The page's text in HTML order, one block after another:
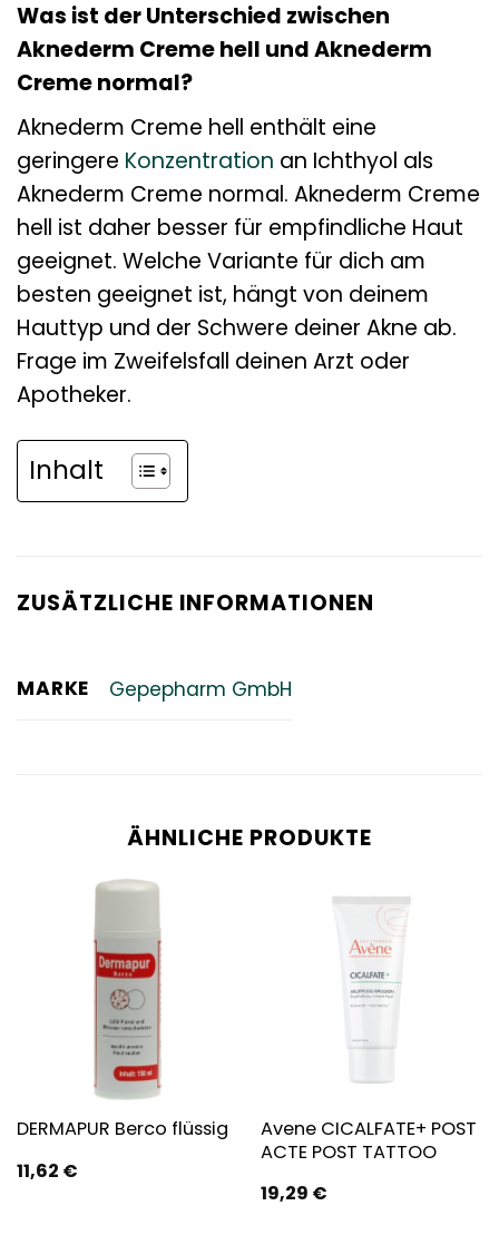
Was ist der Unterschied zwischen
Aknederm Creme hell und Aknederm
Creme normal?
Aknederm Creme hell enthält eine
geringere Konzentration an Ichthyol als
Aknederm Creme normal. Aknederm Creme
hell ist daher besser für empfindliche Haut
geeignet. Welche Variante für dich am
besten geeignet ist, hängt von deinem
Hauttyp und der Schwere deiner Akne ab.
Frage im Zweifelsfall deinen Arzt oder
Apotheker.
Inhalt
ZUSÄTZLICHE INFORMATIONEN
MARKE Gepepharm GmbH
ÄHNLICHE PRODUKTE
DERMAPUR Berco flüssig
11,62 €
Avene CICALFATE+ POST
ACTE POST TATTOO
19,29 €